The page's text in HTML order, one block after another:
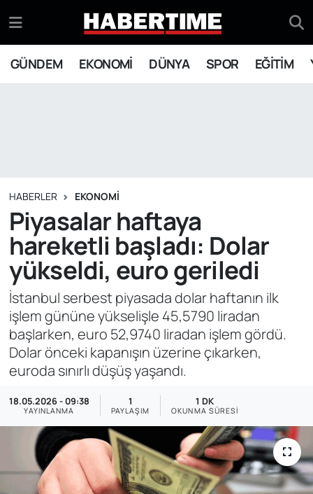
GÜNDEM EKONOMİ DÜNYA SPOR EĞİTİM
HABERLER EKONOMİ
Piyasalar haftaya
hareketli başladı: Dolar
yükseldi, euro geriledi
İstanbul serbest piyasada dolar haftanın ilk
işlem gününe yükselişle 45,5790 liradan
başlarken, euro 52,9740 liradan işlem gördü.
Dolar önceki kapanışın üzerine çıkarken,
euroda sınırlı düşüş yaşandı.
18.05.2026 - 09:38
YAYINLANMA
1
PAYLAŞIM
1 DK
OKUNMA SÜRESI
EKONOMİ
EĞİTİM
YAŞAM
SİYASET
ASAYİŞ
SAĞLIK
Eskişehir Nöbetçi Eczaneler
Eskişehir Hava Durumu
Süper Lig Puan Durumu ve Fikstür
Tüm Manşetler
Son Dakika Haberleri
Haber Arşivi